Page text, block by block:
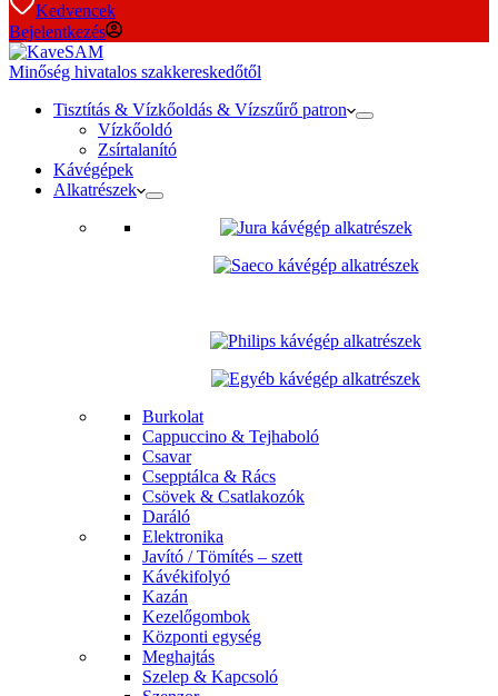
Kedvencek
Bejelentkezés
Minőség hivatalos szakkereskedőtől
Tisztítás & Vízkőoldás & Vízszűrő patron
Vízkőoldó
Zsírtalanító
Kávégépek
Alkatrészek
Burkolat
Cappuccino & Tejhaboló
Csavar
Csepptálca & Rács
Csövek & Csatlakozók
Daráló
Elektronika
Javító / Tömítés – szett
Kávékifolyó
Kazán
Kezelőgombok
Központi egység
Meghajtás
Szelep & Kapcsoló